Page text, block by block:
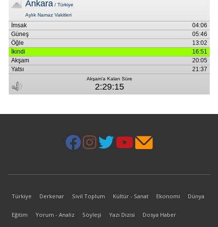
Türkiye Derkenar Sivil Toplum Kültür - Sanat Ekonomi Dünya
Eğitim Yorum - Analiz Söyleşi Yazı Dizisi Dosya Haber